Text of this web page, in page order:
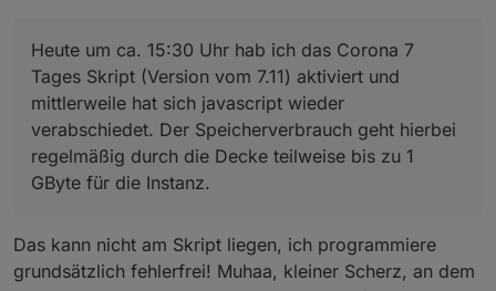
Heute um ca. 15:30 Uhr hab ich das Corona 7
Tages Skript (Version vom 7.11) aktiviert und
mittlerweile hat sich javascript wieder
verabschiedet. Der Speicherverbrauch geht
hierbei regelmäßig durch die Decke teilweise bis
zu 1 GByte für die Instanz.
Heute um ca. 15:30 Uhr hab ich das Corona 7
Tages Skript (Version vom 7.11) aktiviert und
mittlerweile hat sich javascript wieder
verabschiedet. Der Speicherverbrauch geht hierbei
regelmäßig durch die Decke teilweise bis zu 1
GByte für die Instanz.
Das kann nicht am Skript liegen, ich programmiere
grundsätzlich fehlerfrei! Muhaa, kleiner Scherz, an dem